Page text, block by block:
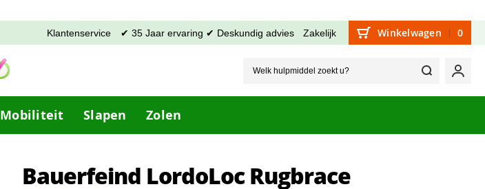
Klantenservice ✔ 35 Jaar ervaring ✔ Deskundig advies Zakelijk Winkelwagen 0
Welk
Mijn
Mobiliteit Slapen Zolen
Bauerfeind LordoLoc Rugbrace